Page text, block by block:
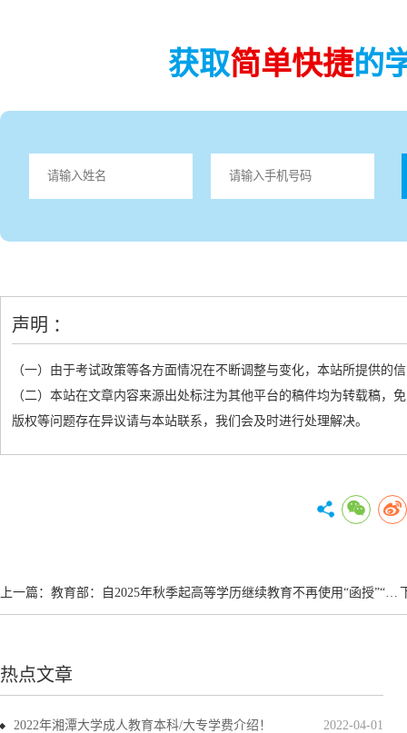
获取简单快捷的
声明 ：
（一）由于考试政策等各方面情况在不断调整与变化，本站所提供的
（二）本站在文章内容来源出处标注为其他平台的稿件均为转载稿
版权等问题存在异议请与本站联系，我们会及时进行处理解决。
上一篇： 教育部：自2025年秋季起高等学历继续教育不再使用“函授”“业余”等名称
热点文章
2022-04-01
2022年湘潭大学成人教育本科/大专学费介绍！